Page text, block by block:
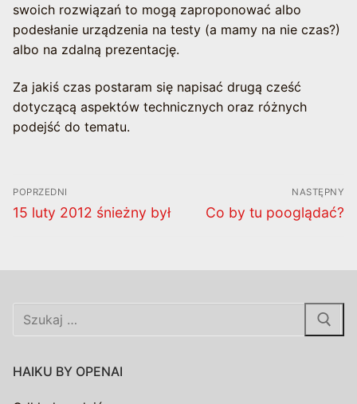
swoich rozwiązań to mogą zaproponować albo
podesłanie urządzenia na testy (a mamy na nie czas?)
albo na zdalną prezentację.
Za jakiś czas postaram się napisać drugą cześć
dotyczącą aspektów technicznych oraz różnych
podejść do tematu.
Nawigacja
wpisu
POPRZEDNI
Poprzedni
15 luty 2012 śnieżny był
NASTĘPNY
Następny
Co by tu pooglądać?
Szukaj:
HAIKU BY OPENAI